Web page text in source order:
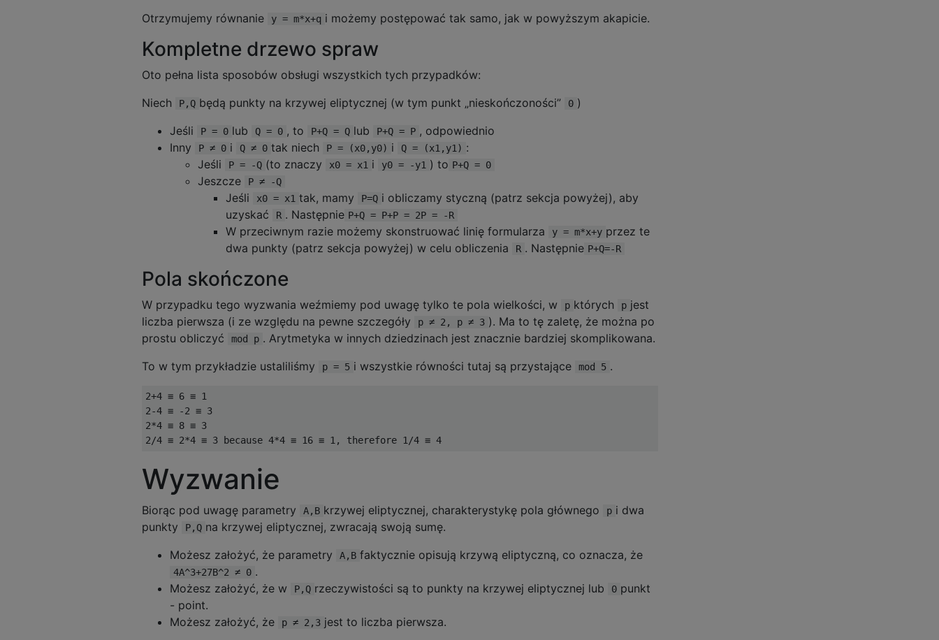
Otrzymujemy równanie y = m*x+q i możemy postępować tak samo, jak w powyższym akapicie.
Kompletne drzewo spraw
Oto pełna lista sposobów obsługi wszystkich tych przypadków:
Niech
P,Q będą punkty na krzywej eliptycznej (w tym punkt „nieskończoności” 0 )
Jeśli
P = 0 lub Q = 0 , to P+Q = Q lub P+Q = P , odpowiednio
Inny
P ≠ 0 i Q ≠ 0 tak niech P = (x0,y0) i Q = (x1,y1) :
Jeśli
P = -Q (to znaczy x0 = x1 i y0 = -y1 ) to P+Q = 0
Jeszcze P ≠ -Q
Jeśli x0 = x1 tak, mamy P=Q i obliczamy styczną (patrz sekcja powyżej), aby
uzyskać
R . Następnie P+Q = P+P = 2P = -R
W przeciwnym razie możemy skonstruować linię formularza y = m*x+y przez te
dwa punkty (patrz sekcja powyżej) w celu obliczenia
R . Następnie P+Q=-R
Pola skończone
W przypadku tego wyzwania weźmiemy pod uwagę tylko te pola wielkości, w p których p jest
liczba pierwsza (i ze względu na pewne szczegóły
p ≠ 2, p ≠ 3 ). Ma to tę zaletę, że można po
prostu obliczyć
mod p . Arytmetyka w innych dziedzinach jest znacznie bardziej skomplikowana.
To w tym przykładzie ustaliliśmy
p = 5 i wszystkie równości tutaj są przystające mod 5 .
2+4 ≡ 6 ≡ 1
2-4 ≡ -2 ≡ 3
2*4 ≡ 8 ≡ 3
Wyzwanie
Biorąc pod uwagę parametry A,B krzywej eliptycznej, charakterystykę pola głównego p i dwa
punkty
P,Q na krzywej eliptycznej, zwracają swoją sumę.
Możesz założyć, że parametry
A,B faktycznie opisują krzywą eliptyczną, co oznacza, że
4A^3+27B^2 ≠ 0 .
Możesz założyć, że w
P,Q rzeczywistości są to punkty na krzywej eliptycznej lub 0 punkt
- point.
Możesz założyć, że
p ≠ 2,3 jest to liczba pierwsza.